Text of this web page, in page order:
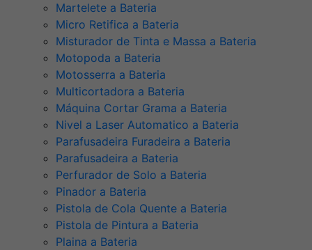
Martelete a Bateria
Micro Retifica a Bateria
Misturador de Tinta e Massa a Bateria
Motopoda a Bateria
Motosserra a Bateria
Multicortadora a Bateria
Máquina Cortar Grama a Bateria
Nivel a Laser Automatico a Bateria
Parafusadeira Furadeira a Bateria
Parafusadeira a Bateria
Perfurador de Solo a Bateria
Pinador a Bateria
Pistola de Cola Quente a Bateria
Pistola de Pintura a Bateria
Plaina a Bateria